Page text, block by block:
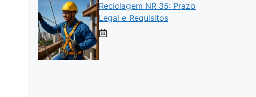
Reciclagem NR 35: Prazo
Legal e Requisitos